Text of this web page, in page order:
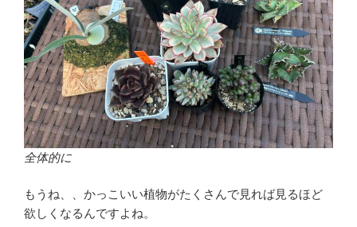
全体的に
もうね、、かっこいい植物がたくさんで見れば見るほど
欲しくなるんですよね。